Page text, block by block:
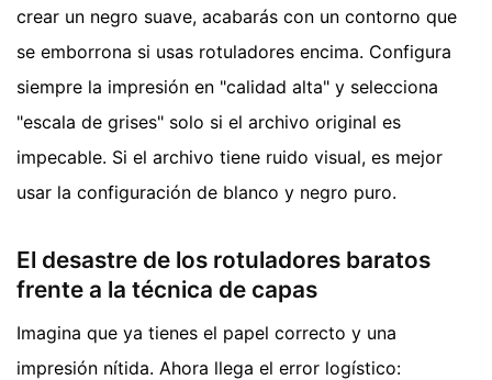
crear un negro suave, acabarás con un contorno que
se emborrona si usas rotuladores encima. Configura
siempre la impresión en "calidad alta" y selecciona
"escala de grises" solo si el archivo original es
impecable. Si el archivo tiene ruido visual, es mejor
usar la configuración de blanco y negro puro.
El desastre de los rotuladores baratos
frente a la técnica de capas
Imagina que ya tienes el papel correcto y una
impresión nítida. Ahora llega el error logístico: